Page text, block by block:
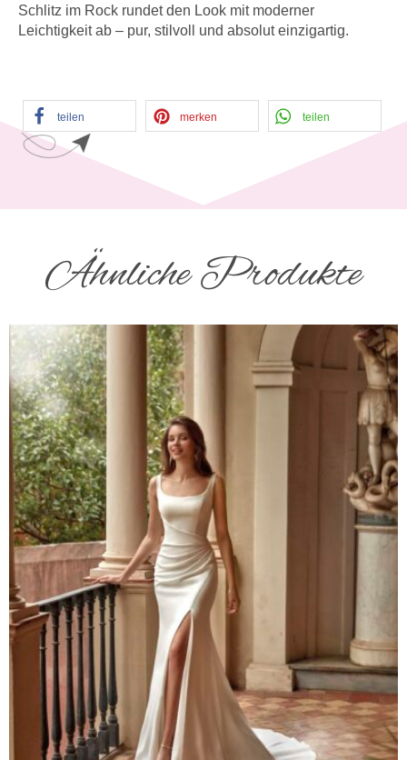
Schlitz im Rock rundet den Look mit moderner
Leichtigkeit ab – pur, stilvoll und absolut einzigartig.
teilen merken teilen
Ähnliche Produkte